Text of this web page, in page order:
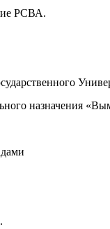
РСВА.
назначения